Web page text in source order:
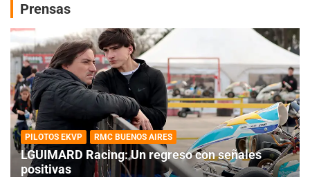
Prensas
PILOTOS EKVP RMC BUENOS AIRES
LGUIMARD Racing: Un regreso con señales
positivas